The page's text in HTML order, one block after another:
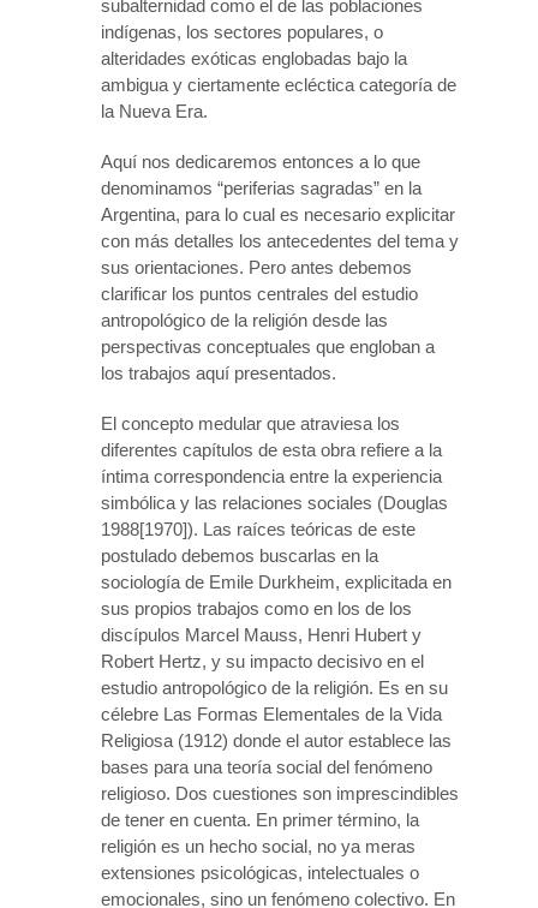
subalternidad como el de las poblaciones
indígenas, los sectores populares, o
alteridades exóticas englobadas bajo la
ambigua y ciertamente ecléctica categoría de
la Nueva Era.
Aquí nos dedicaremos entonces a lo que
denominamos “periferias sagradas” en la
Argentina, para lo cual es necesario explicitar
con más detalles los antecedentes del tema y
sus orientaciones. Pero antes debemos
clarificar los puntos centrales del estudio
antropológico de la religión desde las
perspectivas conceptuales que engloban a
los trabajos aquí presentados.
El concepto medular que atraviesa los
diferentes capítulos de esta obra refiere a la
íntima correspondencia entre la experiencia
simbólica y las relaciones sociales (Douglas
1988[1970]). Las raíces teóricas de este
postulado debemos buscarlas en la
sociología de Emile Durkheim, explicitada en
sus propios trabajos como en los de los
discípulos Marcel Mauss, Henri Hubert y
Robert Hertz, y su impacto decisivo en el
estudio antropológico de la religión. Es en su
célebre Las Formas Elementales de la Vida
Religiosa (1912) donde el autor establece las
bases para una teoría social del fenómeno
religioso. Dos cuestiones son imprescindibles
de tener en cuenta. En primer término, la
religión es un hecho social, no ya meras
extensiones psicológicas, intelectuales o
emocionales, sino un fenómeno colectivo. En